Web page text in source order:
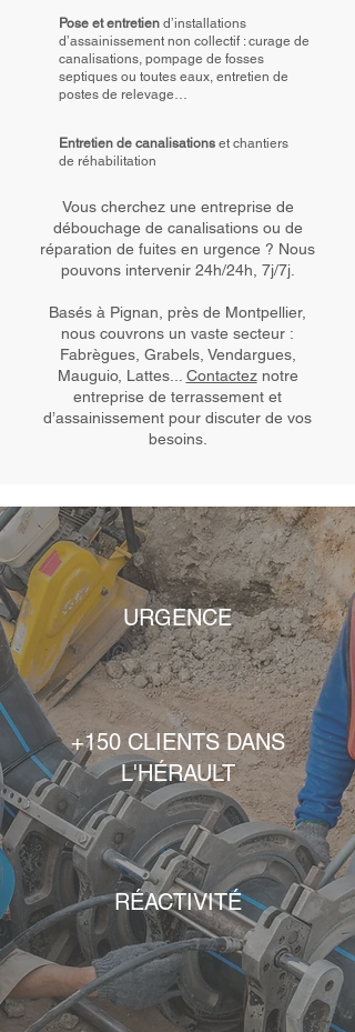
Pose et entretien d’installations
d’assainissement non collectif : curage de
canalisations, pompage de fosses
septiques ou toutes eaux, entretien de
postes de relevage…
Entretien de canalisations et chantiers
de réhabilitation
Vous cherchez une entreprise de
débouchage de canalisations ou de
réparation de fuites en urgence ? Nous
pouvons intervenir 24h/24h, 7j/7j.
Basés à Pignan, près de Montpellier,
nous couvrons un vaste secteur :
Fabrègues, Grabels, Vendargues,
Mauguio, Lattes... Contacteznotre
entreprise de terrassement et
d’assainissement pour discuter de vos
besoins.
URGENCE
+150 CLIENTS DANS
L'HÉRAULT
RÉACTIVITÉ